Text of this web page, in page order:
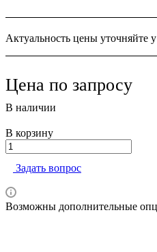
Актуальность цены уточняйте
Цена по запросу
В наличии
В корзину
Задать вопрос
Возможны дополнительные